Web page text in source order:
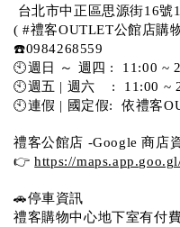
台北市中正區思源街16號
( #禮客OUTLET公館店購
☎️0984268559
🕙週日 ～ 週四 :  11:00 ~
🕙週五 | 週六    :  11:00 ~
🕙連假 | 國定假:  依禮客
禮客公館店 -Google 商店
👉 https://
🚗停車資訊
禮客購物中心地下室有付